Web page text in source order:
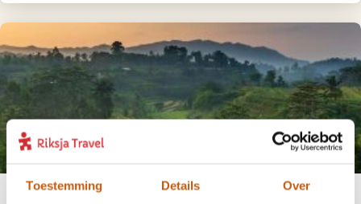
Toestemming Details Over